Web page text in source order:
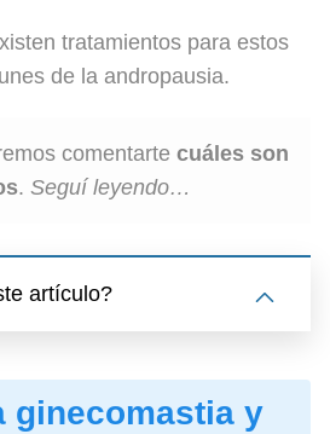
tratamientos para estos
de la andropausia.
comentarte cuáles son
. Seguí leyendo…
artículo?
ginecomastia y